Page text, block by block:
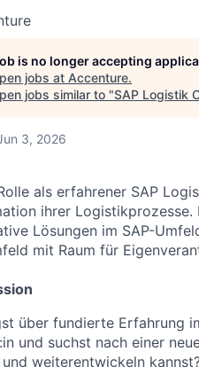
is no longer accepting
jobs at Accenture.
jobs similar to "SAP Logistik
3, 2026
als erfahrener SAP
ihrer
Lösungen im SAP-
mit Raum für
über fundierte Erfahrung
und suchst nach einer
weiterentwickeln